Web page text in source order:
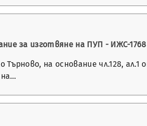
за изготвяне на ПУП - ИЖС-1768
Търново, на основание чл.128,